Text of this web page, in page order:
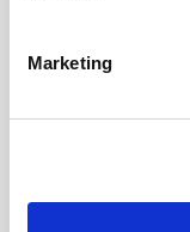
Marketing